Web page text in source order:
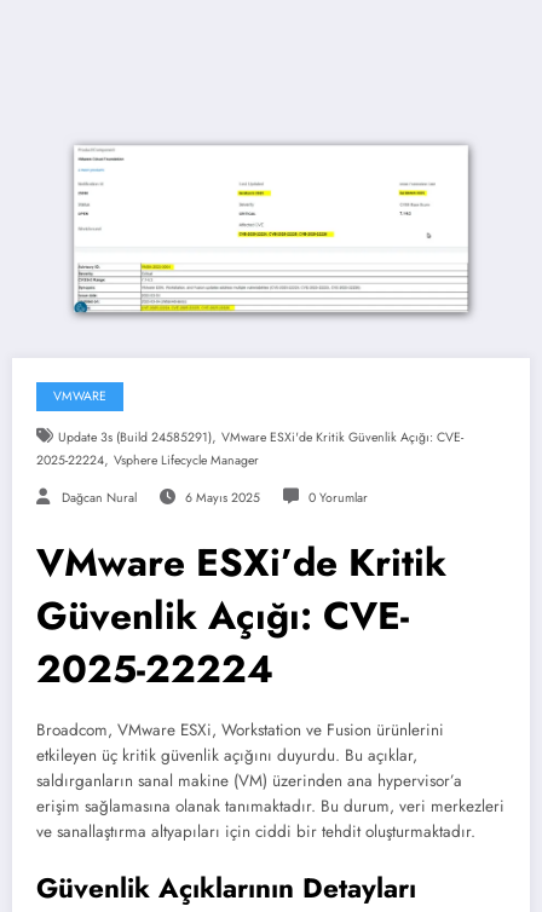
VMWARE
Update 3s (Build 24585291), VMware ESXi'de Kritik Güvenlik Açığı: CVE-
2025-22224, Vsphere Lifecycle Manager
Dağcan Nural 6 Mayıs 2025 0 Yorumlar
VMware ESXi’de Kritik
Güvenlik Açığı: CVE-
2025-22224
Broadcom, VMware ESXi, Workstation ve Fusion ürünlerini
etkileyen üç kritik güvenlik açığını duyurdu. Bu açıklar,
saldırganların sanal makine (VM) üzerinden ana hypervisor’a
erişim sağlamasına olanak tanımaktadır. Bu durum, veri merkezleri
ve sanallaştırma altyapıları için ciddi bir tehdit oluşturmaktadır.
Güvenlik Açıklarının Detayları